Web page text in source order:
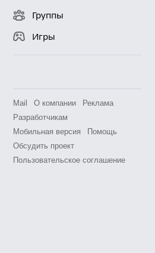
Группы
Игры
Mail О компании
Реклама
Разработчикам
Мобильная версия
Помощь
Обсудить проект
Пользовательское соглашение